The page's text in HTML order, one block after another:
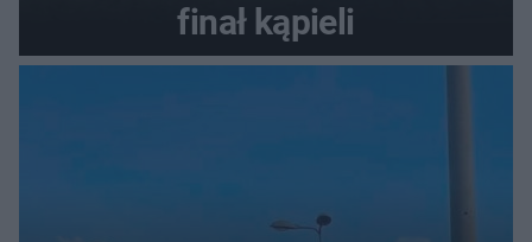
finał kąpieli